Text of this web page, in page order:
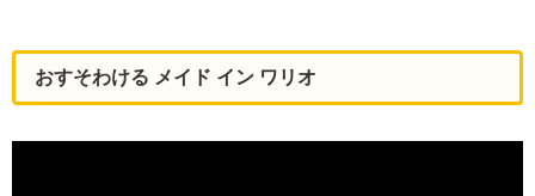
おすそわける メイド イン ワリオ